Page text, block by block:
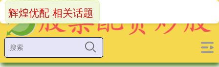
辉煌优配 相关话题